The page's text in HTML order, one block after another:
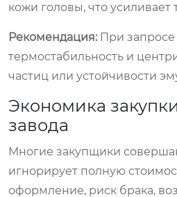
кожи головы, что
Рекомендация: При
термостабильность и
частиц или устойчивости
Экономика
завода
Многие закупщики
игнорирует полную
оформление, риск брака,